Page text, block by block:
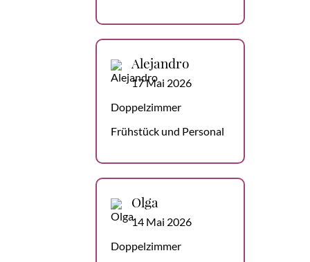
Alejandro
17 Mai 2026
Doppelzimmer
Frühstück und Personal
Olga
14 Mai 2026
Doppelzimmer